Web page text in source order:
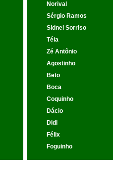
Norival
Sérgio Ramos
Sidnei Sorriso
Téia
Zé Antônio
Agostinho
Beto
Boca
Coquinho
Dácio
Didi
Félix
Foguinho